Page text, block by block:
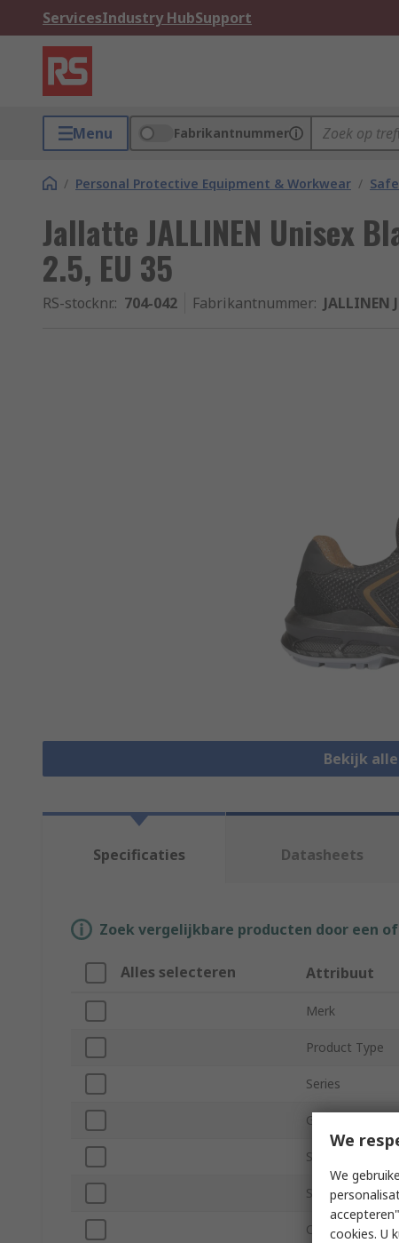
ServicesIndustry HubSupport
Menu Fabrikantnummer
/ Personal Protective Equipment & Workwear /
Jallatte JALLINEN Unisex
2.5, EU 35
RS-stocknr.: 704-042 Fabrikantnummer: JALLINEN
Bekijk
Specificaties Datasheets
Zoek vergelijkbare producten door een
Alles selecteren Attribuut
Merk
Product Type
Series
Gender
Size EU
Size UK
Colour
We
We
cookies. U